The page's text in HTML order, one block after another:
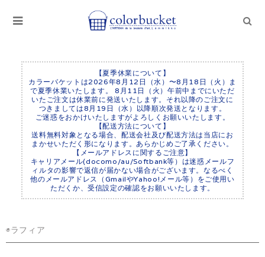
【夏季休業について】
カラーバケットは2026年8月12日（水）〜8月18日（火）ま
で夏季休業いたします。 8月11日（火）午前中までにいただ
いたご注文は休業前に発送いたします。それ以降のご注文に
つきましては8月19日（水）以降順次発送となります。
ご迷惑をおかけいたしますがよろしくお願いいたします。
【配送方法について】
送料無料対象となる場合、配送会社及び配送方法は当店にお
まかせいただく形になります。あらかじめご了承ください。
【メールアドレスに関するご注意】
キャリアメール(docomo/au/Softbank等）は迷惑メールフ
ィルタの影響で返信が届かない場合がございます。なるべく
他のメールアドレス（GmailやYahoo!メール等）をご使用い
ただくか、受信設定の確認をお願いいたします。
◉ラフィア